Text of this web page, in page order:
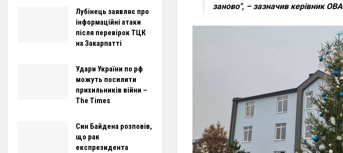
заново", – зазначив керівник ОВА
Лубінець заявляє про
інформаційні атаки
після перевірок ТЦК
на Закарпатті
Удари України по рф
можуть посилити
прихильників війни –
The Times
Син Байдена розповів,
що рак
експрезидента